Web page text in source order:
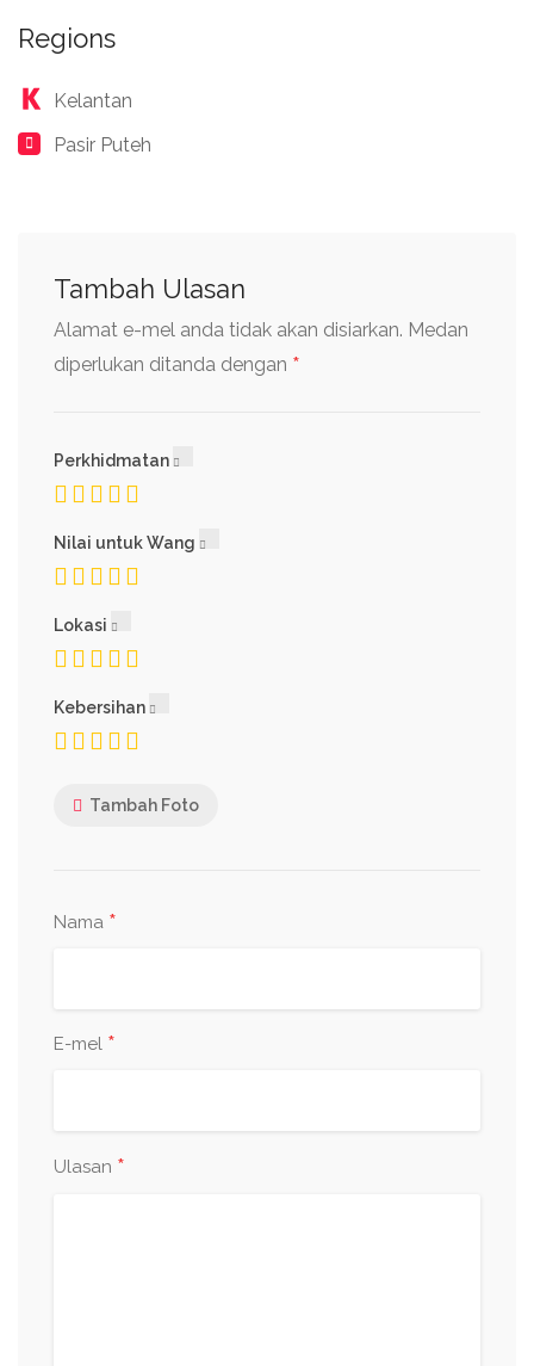
Regions
Kelantan
Pasir Puteh
Tambah Ulasan
Alamat e-mel anda tidak akan disiarkan. Medan
diperlukan ditanda dengan *
Perkhidmatan
Nilai untuk Wang
Lokasi
Kebersihan
Tambah Foto
Nama *
E-mel *
Ulasan *